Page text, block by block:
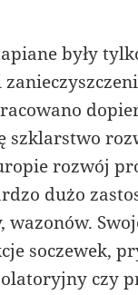
były
szklarstwo
rozwój
dużo
soczewek,
czy